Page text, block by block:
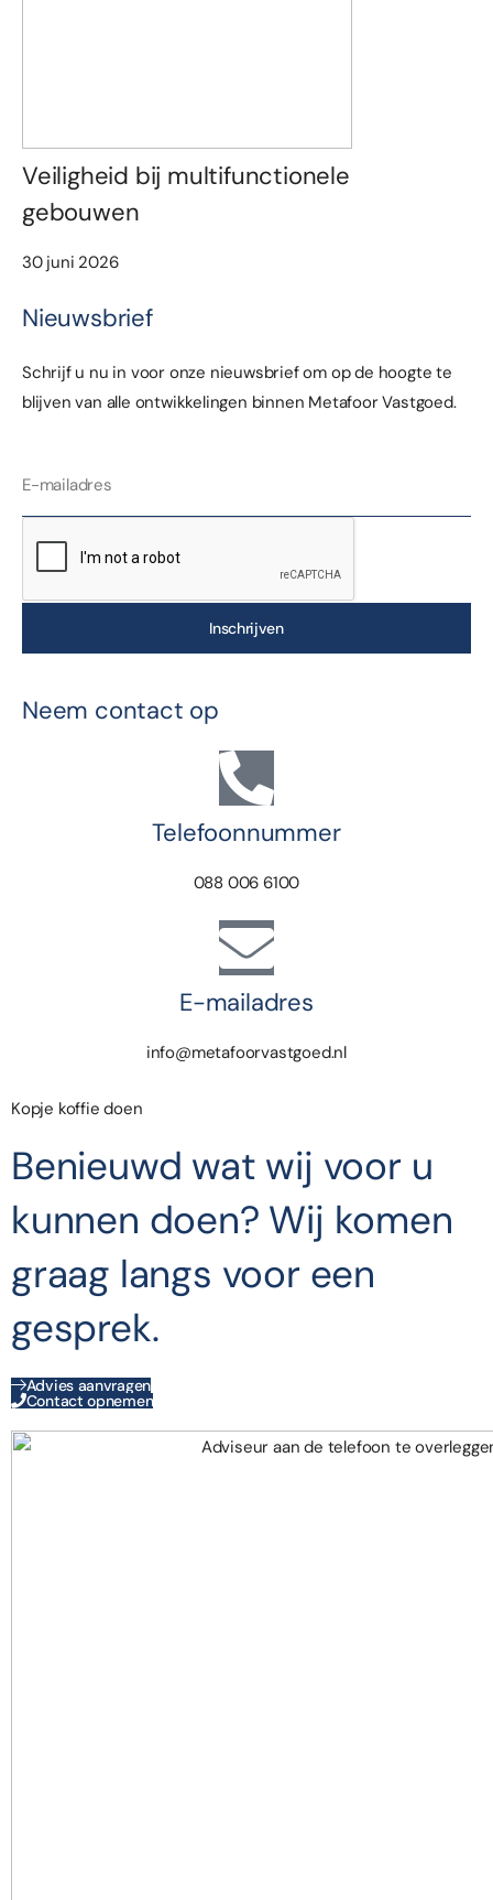
Veiligheid bij multifunctionele
gebouwen
30 juni 2026
Nieuwsbrief
Schrijf u nu in voor onze nieuwsbrief om op de hoogte te
blijven van alle ontwikkelingen binnen Metafoor Vastgoed.
Inschrijven
Neem contact op
Telefoonnummer
088 006 6100
E-mailadres
info@metafoorvastgoed.nl
Kopje koffie doen
Benieuwd wat wij voor u
kunnen doen? Wij komen
graag langs voor een
gesprek.
Advies aanvragen
Contact opnemen